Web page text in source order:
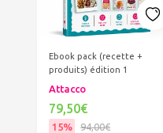
Ebook pack (recette +
produits) édition 1
Attacco
79,50€
15% 94,00€